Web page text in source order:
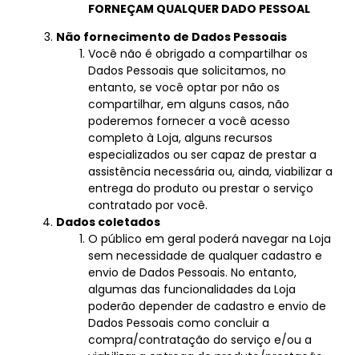
FORNEÇAM QUALQUER DADO PESSOAL
Não fornecimento de Dados Pessoais
Você não é obrigado a compartilhar os
Dados Pessoais que solicitamos, no
entanto, se você optar por não os
compartilhar, em alguns casos, não
poderemos fornecer a você acesso
completo à Loja, alguns recursos
especializados ou ser capaz de prestar a
assistência necessária ou, ainda, viabilizar a
entrega do produto ou prestar o serviço
contratado por você.
Dados coletados
O público em geral poderá navegar na Loja
sem necessidade de qualquer cadastro e
envio de Dados Pessoais. No entanto,
algumas das funcionalidades da Loja
poderão depender de cadastro e envio de
Dados Pessoais como concluir a
compra/contratação do serviço e/ou a